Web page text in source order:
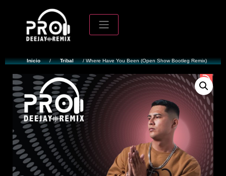
Inicio / Tribal / Where Have You Been (Open Show Bootleg Remix)